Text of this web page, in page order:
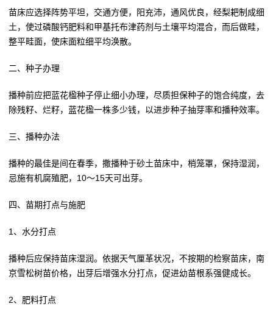
苗床应选择阵势平坦，交通方便，阳充沛，通风优良，经梨耙制成细
土，使过磷酸钙肥料和甲基托布津药剂与土壤平均混合，而后做畦，
整平畦面，使床面粒细平均涣散。
二、种子办理
播种前应把蓝花楹种子停止细小办理，尽质担保种子的饱合纯度，去
除残籽、烂籽，蓝花楹一株多少钱，以进步种子抽芽率和播种效率。
三、播种办法
播种的最佳是间在春季，撒播种于砂土苗床中，梢笼罩，保持湿润，
忌施有机腐殖肥，10～15天可出芽。
四、苗期打点与施肥
1、水分打点
播种后应保持苗床湿润。依据天气厘革状况，不按期的检察苗床，南
京雪松树苗价格，出芽后增强水分打点，促进幼苗根系强健成长。
2、肥料打点